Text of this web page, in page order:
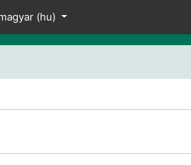
‎(hu)‎